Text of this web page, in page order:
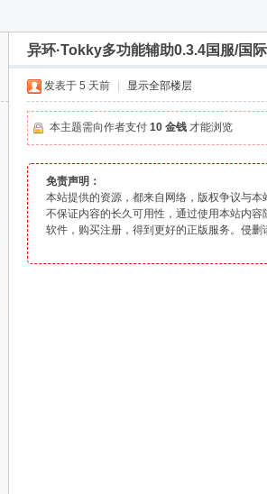
›
异环·Tokky多功能辅助0.3.4国服/国
发表于 5 天前 显示全部楼层
本主题需向作者支付 10 金钱 才能浏览
免责声明：
本站提供的资源，都来自网络，版权争议与
不保证内容的长久可用性，通过使用本站内
软件，购买注册，得到更好的正版服务。侵删